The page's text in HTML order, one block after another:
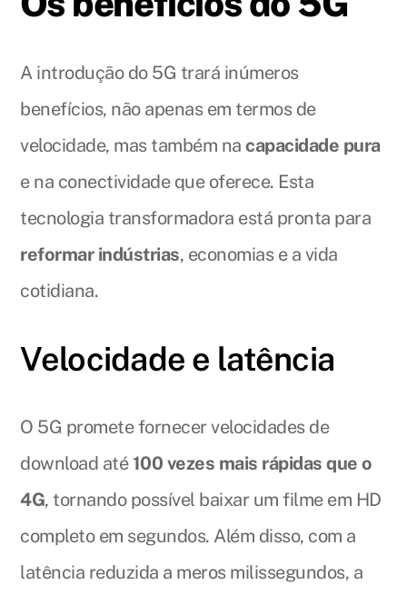
A introdução do 5G trará inúmeros
benefícios, não apenas em termos de
velocidade, mas também nacapacidade pura
e na conectividade que oferece. Esta
tecnologia transformadora está pronta para
reformar indústrias, economias e a vida
cotidiana.
Velocidade e latência
O 5G promete fornecer velocidades de
download até 100 vezes mais rápidas que o
4G, tornando possível baixar um filme em HD
completo em segundos. Além disso, com a
latência reduzida a meros milissegundos, a